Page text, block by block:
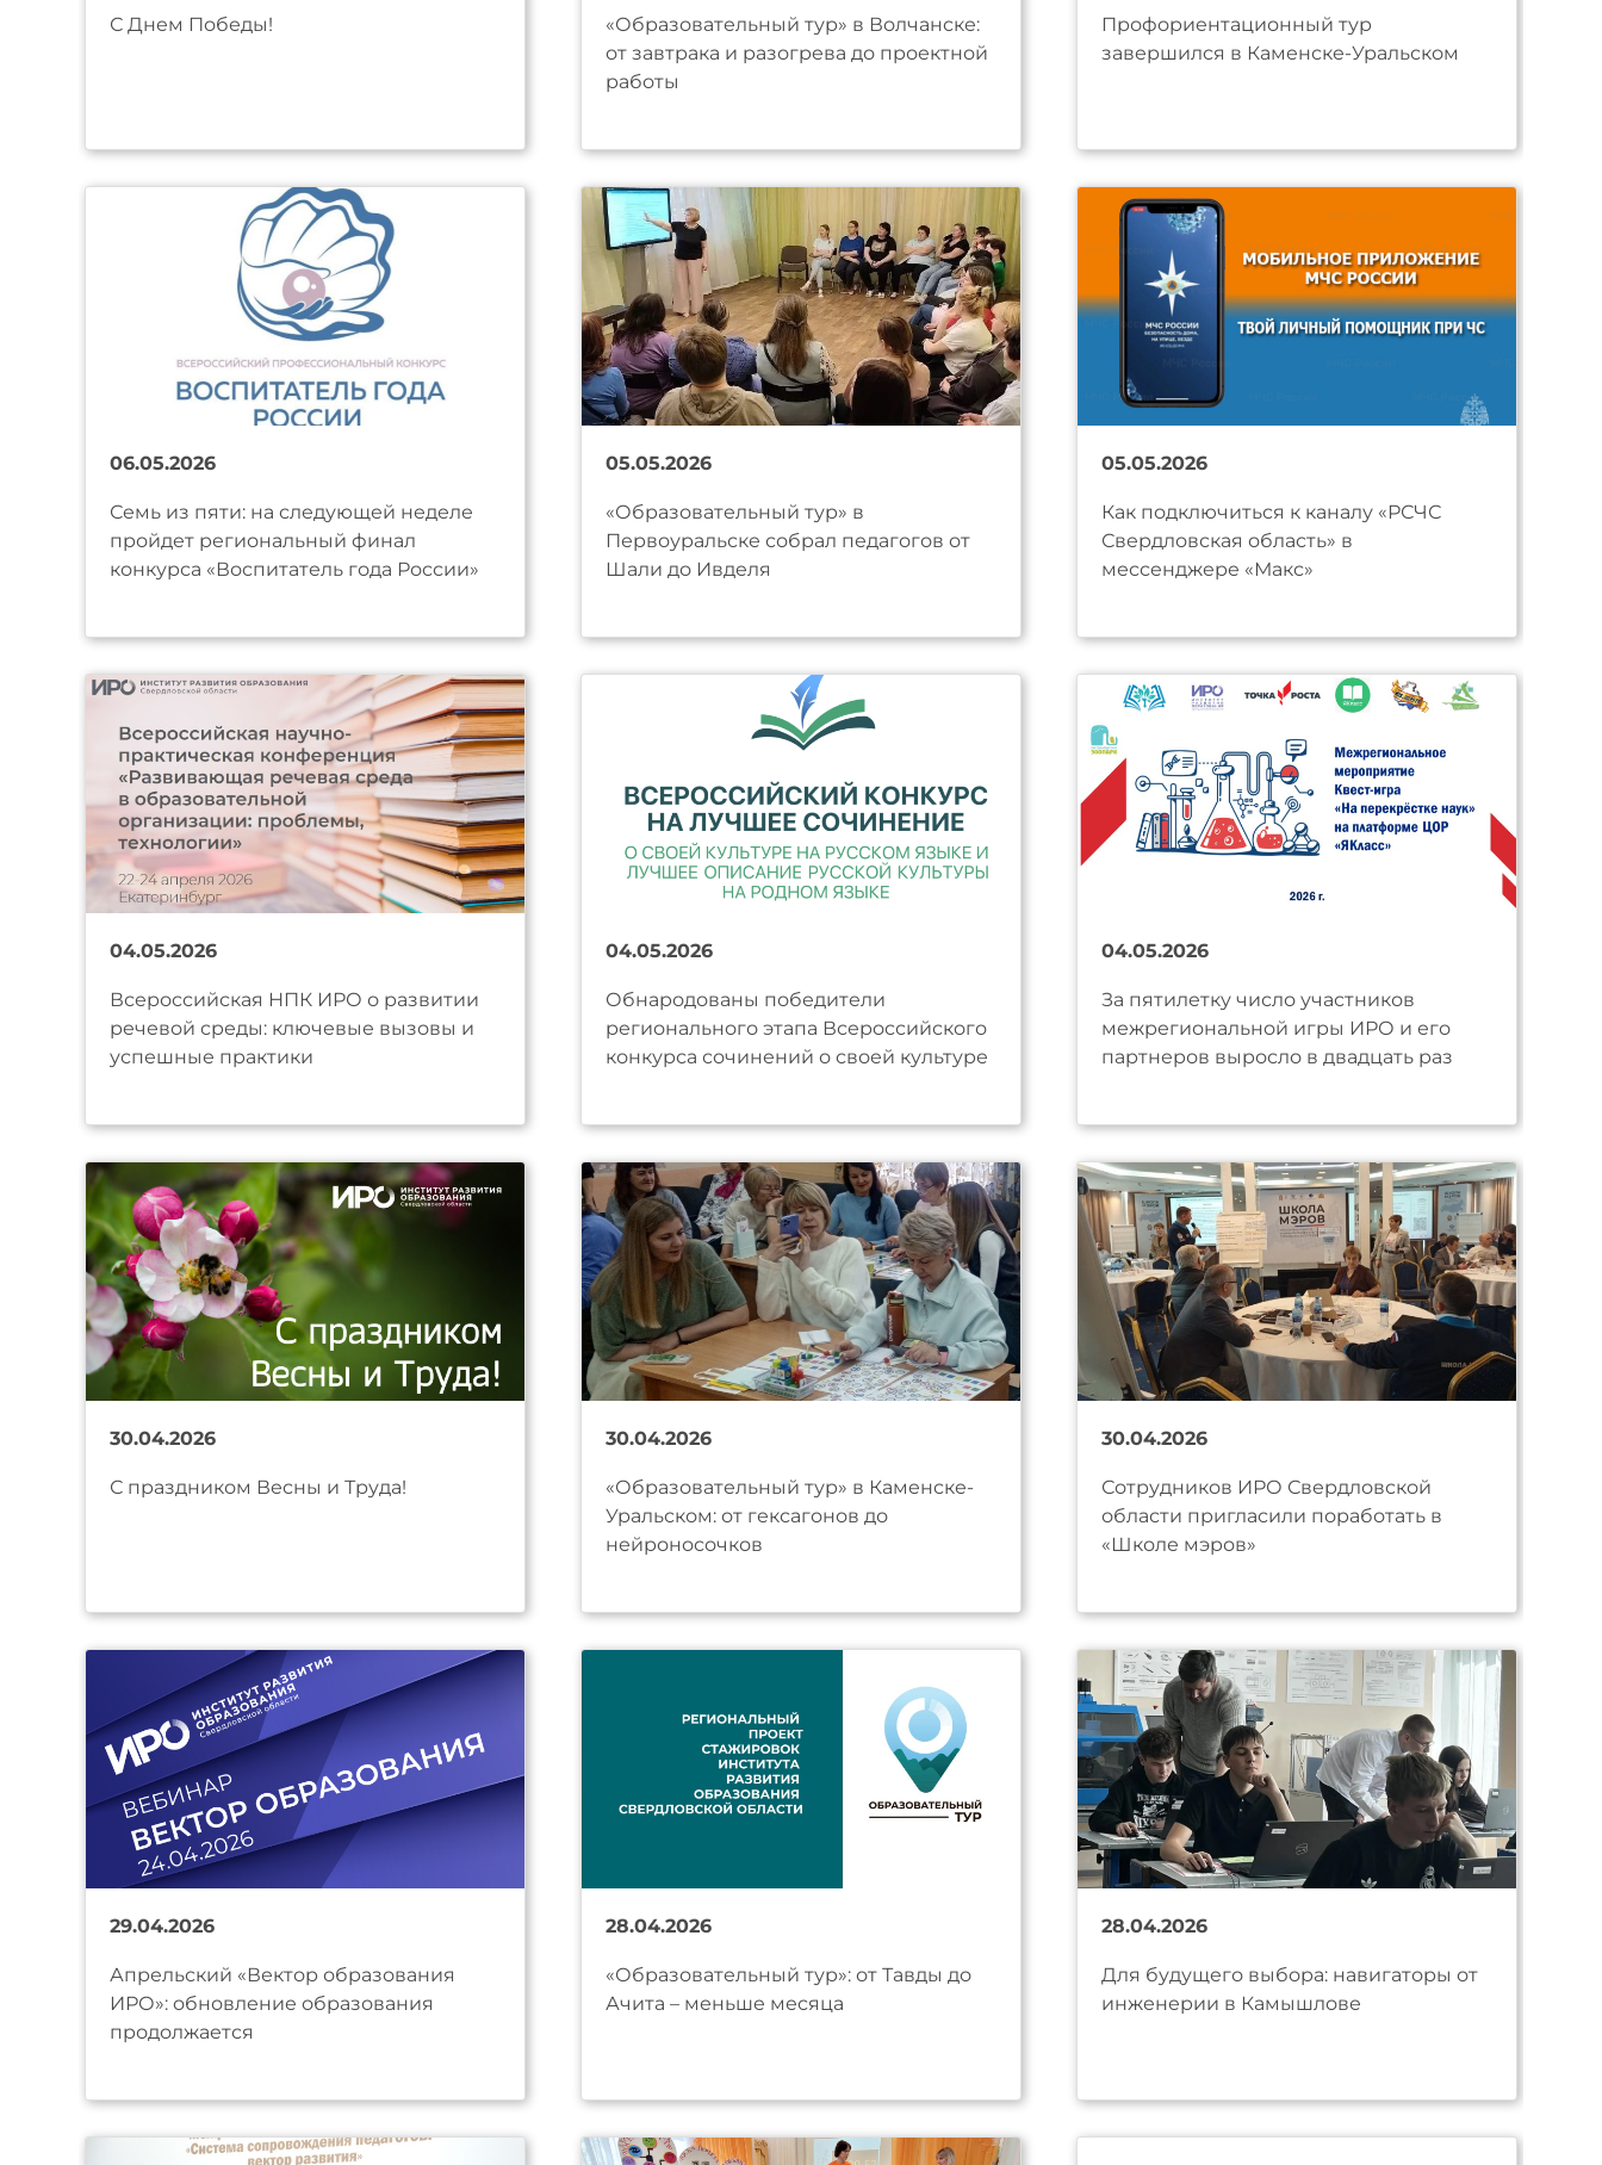
С Днем Победы!
«Образовательный тур» в Волчанске:
от завтрака и разогрева до проектной
работы
Профориентационный тур
завершился в Каменске-Уральском
06.05.2026
Семь из пяти: на следующей неделе
пройдет региональный финал
конкурса «Воспитатель года России»
05.05.2026
«Образовательный тур» в
Первоуральске собрал педагогов от
Шали до Ивделя
05.05.2026
Как подключиться к каналу «РСЧС
Свердловская область» в
мессенджере «Макс»
04.05.2026
Всероссийская НПК ИРО о развитии
речевой среды: ключевые вызовы и
успешные практики
04.05.2026
Обнародованы победители
регионального этапа Всероссийского
конкурса сочинений о своей культуре
04.05.2026
За пятилетку число участников
межрегиональной игры ИРО и его
партнеров выросло в двадцать раз
30.04.2026
С праздником Весны и Труда!
30.04.2026
«Образовательный тур» в Каменске-
Уральском: от гексагонов до
нейроносочков
30.04.2026
Сотрудников ИРО Свердловской
области пригласили поработать в
«Школе мэров»
29.04.2026
Апрельский «Вектор образования
ИРО»: обновление образования
продолжается
28.04.2026
«Образовательный тур»: от Тавды до
Ачита – меньше месяца
28.04.2026
Для будущего выбора: навигаторы от
инженерии в Камышлове